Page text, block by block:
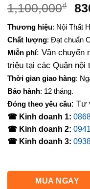
1,100,000₫
là:
Thương hiệu: Nội Thất
Chất lượng: Đạt chuẩn
Miễn phí: Vận chuyển
triệu tại các Quận nội
Thời gian giao hàng:
Bảo hành: 12 tháng.
Đóng theo yêu cầu: Tư
☎ Kinh doanh 1:
☎ Kinh doanh 2:
☎ Kinh doanh 3:
MUA NGAY